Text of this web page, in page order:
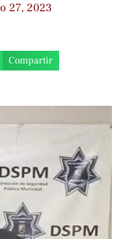
27, 2023
Compartir